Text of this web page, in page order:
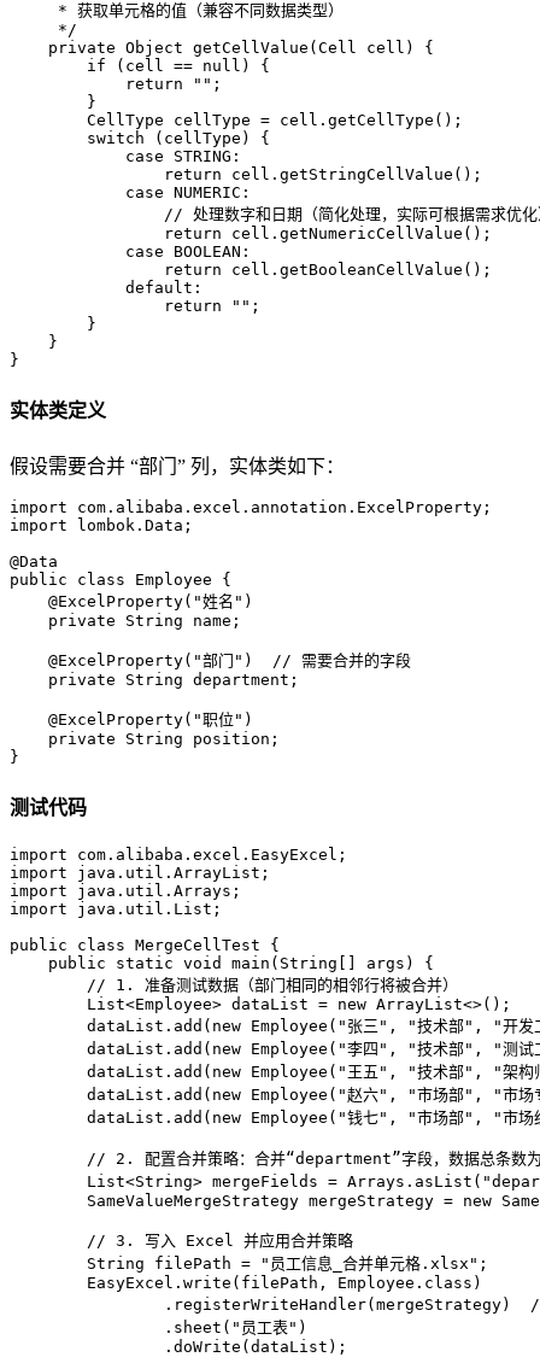
     * 获取单元格的值（兼容不同数据类型）
     */
private Object getCellValue (Cell cell)
{
if (cell == null ) {
return
"" ;
        }
CellType
cellType = cell.getCellType();
switch (cellType) {
case STRING:
return cell.getStringCellValue();
case NUMERIC:
// 处理数字和日期（简化处理，实际可根据需求
return cell.getNumericCellValue();
case BOOLEAN:
return cell.getBooleanCellValue();
default :
return
"" ;
        }
    }
}
实体类定义
假设需要合并 “部门” 列，实体类如下：
import
import lombok.Data;
@Data
public
class Employee {
@ExcelProperty("姓名")
private String name;
@ExcelProperty("部门")
// 需要合并的字段
private String department;
@ExcelProperty("职位")
private String position;
}
测试代码
import
import
import
import java.util.List;
public
class MergeCellTest {
public
static void main (String[] args)
{
// 1. 准备测试数据（部门相同的相邻行将被合并）
        List<Employee> dataList =
new ArrayList<>();
        dataList.add(
new Employee ( "张三" , "技术部" ,
"开发
        dataList.add(
new Employee ( "李四" , "技术部" ,
"测试
        dataList.add(
new Employee ( "王五" , "技术部" ,
"架构
        dataList.add(
new Employee ( "赵六" , "市场部" ,
"市场
        dataList.add(
new Employee ( "钱七" , "市场部" , "市场
// 2. 配置合并策略：合并“department”字段，数据总条
        List<String> mergeFields = Arrays.asList(
SameValueMergeStrategy mergeStrategy = new
// 3. 写入 Excel 并应用合并策略
String
filePath = "员工信息_合并单元格.xlsx" ;
        EasyExcel.write(filePath, Employee.class)
                .registerWriteHandler(mergeStrategy)
                .sheet(
"员工表" )
                .doWrite(dataList);